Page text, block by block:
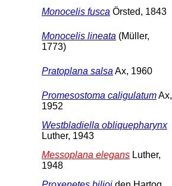
Monocelis fusca Örsted, 1843
Monocelis lineata (Müller,
1773)
Pratoplana salsa Ax, 1960
Promesostoma caligulatumAx,
1952
Westbladiella obliquepharynx
Luther, 1943
Messoplana elegans Luther,
1948